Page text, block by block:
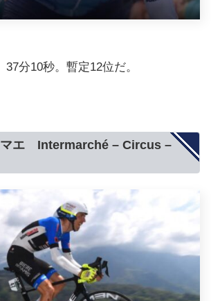
分10秒。暫定12位だ。
マエ Intermarché – Circus –